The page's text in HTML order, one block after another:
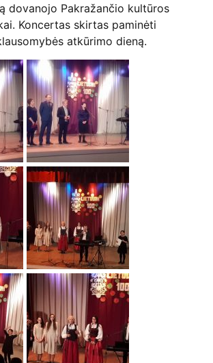
dovanojo Pakražančio kultūros
Koncertas skirtas paminėti
atkūrimo dieną.